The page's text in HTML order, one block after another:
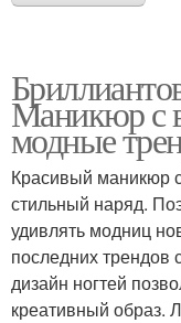
Маникюр с
модные
Красивый маникюр
стильный наряд.
удивлять модниц
последних трендов
дизайн ногтей
креативный образ.